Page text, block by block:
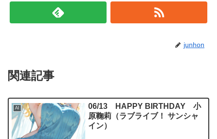
junhon
関連記事
AI
06/13 HAPPY BIRTHDAY 小
原鞠莉（ラブライブ！ サンシャ
イン）